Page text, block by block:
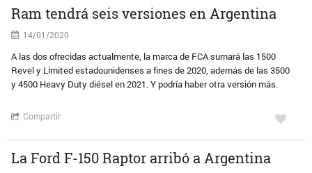
Ram tendrá seis versiones en Argentina
14/01/2020
A las dos ofrecidas actualmente, la marca de FCA sumará las 1500
Revel y Limited estadounidenses a fines de 2020, además de las 3500
y 4500 Heavy Duty diésel en 2021. Y podría haber otra versión más.
Compartir
La Ford F-150 Raptor arribó a Argentina